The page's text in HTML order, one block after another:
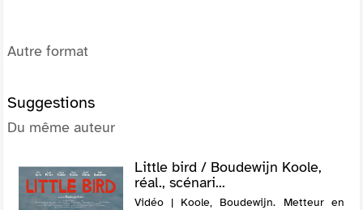
Autre format
Suggestions
Du même auteur
Little bird / Boudewijn Koole,
réal., scénari...
Vidéo | Koole, Boudewijn. Metteur en